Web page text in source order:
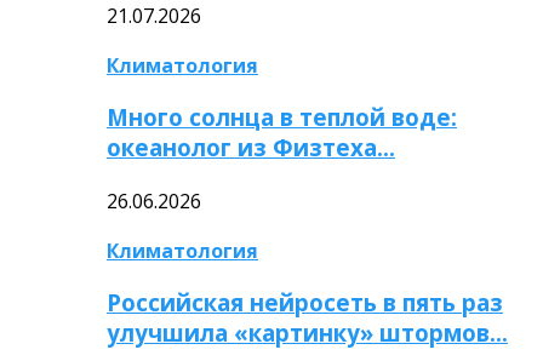
21.07.2026
Климатология
Много солнца в теплой воде:
океанолог из Физтеха…
26.06.2026
Климатология
Российская нейросеть в пять раз
улучшила «картинку» штормов…